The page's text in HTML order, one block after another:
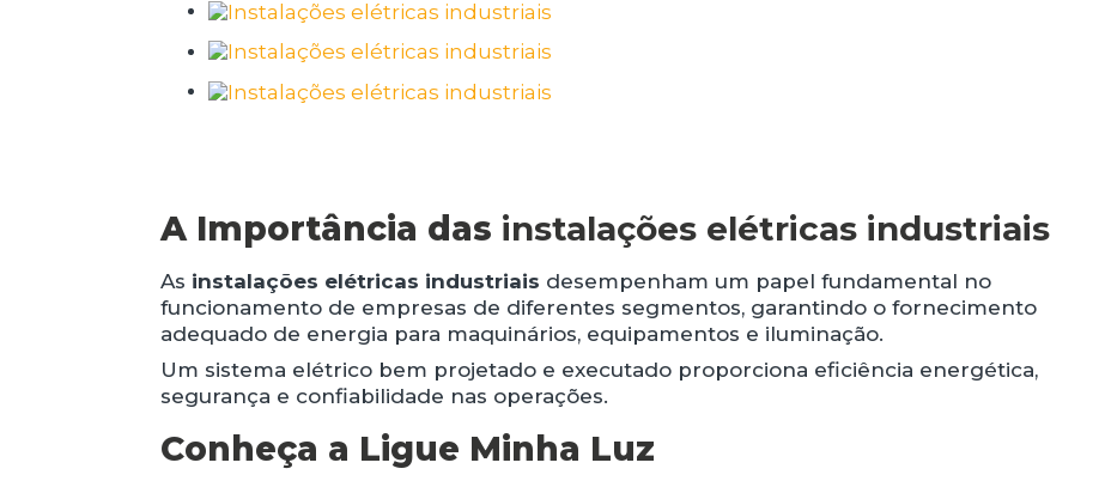
A Importância das instalações elétricas industriais
As instalações elétricas industriais desempenham um papel fundamental no
funcionamento de empresas de diferentes segmentos, garantindo o fornecimento
adequado de energia para maquinários, equipamentos e iluminação.
Um sistema elétrico bem projetado e executado proporciona eficiência energética,
segurança e confiabilidade nas operações.
Conheça a Ligue Minha Luz